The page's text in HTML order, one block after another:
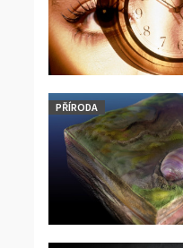
PŘÍRODA